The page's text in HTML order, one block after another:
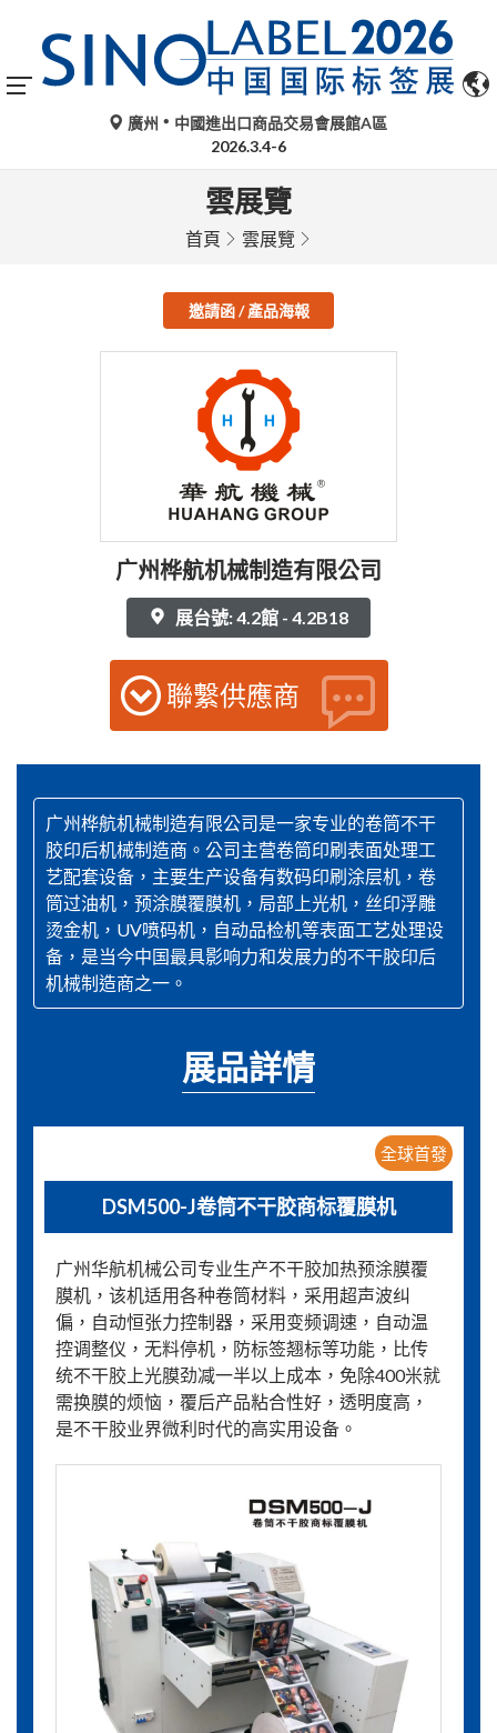
廣州
中國進出口商品交易會展館A區
2026.3.4-6
雲展覽
首頁 雲展覽
邀請函 / 產品海報
广州桦航机械制造有限公司
展台號: 4.2館 - 4.2B18
聯繫供應商
广州桦航机械制造有限公司是一家专业的卷筒不干
胶印后机械制造商。公司主营卷筒印刷表面处理工
艺配套设备，主要生产设备有数码印刷涂层机，卷
筒过油机，预涂膜覆膜机，局部上光机，丝印浮雕
烫金机，UV喷码机，自动品检机等表面工艺处理设
备，是当今中国最具影响力和发展力的不干胶印后
机械制造商之一。
展品詳情
全球首發
DSM500-J卷筒不干胶商标覆膜机
广州华航机械公司专业生产不干胶加热预涂膜覆
膜机，该机适用各种卷筒材料，采用超声波纠
偏，自动恒张力控制器，采用变频调速，自动温
控调整仪，无料停机，防标签翘标等功能，比传
统不干胶上光膜劲减一半以上成本，免除400米就
需换膜的烦恼，覆后产品粘合性好，透明度高，
是不干胶业界微利时代的高实用设备。